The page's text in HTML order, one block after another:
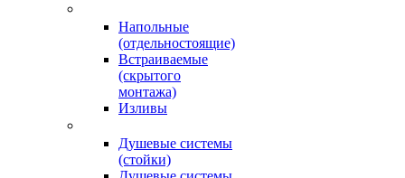
Напольные
(отдельностоящие)
Встраиваемые
(скрытого
монтажа)
Изливы
Душевые системы
(стойки)